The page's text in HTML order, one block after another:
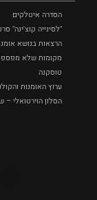
הסדרה איטלקים
"לסינייה קוצ'ינה"
הרצאות בנושא
מקומות שלא
טוסקנה
ערוץ האומנות
הסלון הוירטואלי –